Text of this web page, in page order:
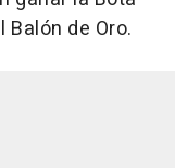
de Oro.